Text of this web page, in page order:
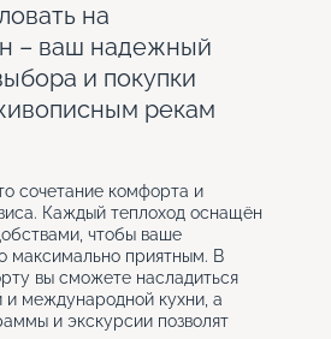
на
– ваш надежный
и покупки
рекам
сочетание комфорта и
Каждый теплоход оснащён
чтобы ваше
максимально приятным. В
вы сможете насладиться
международной кухни, а
и экскурсии позволят